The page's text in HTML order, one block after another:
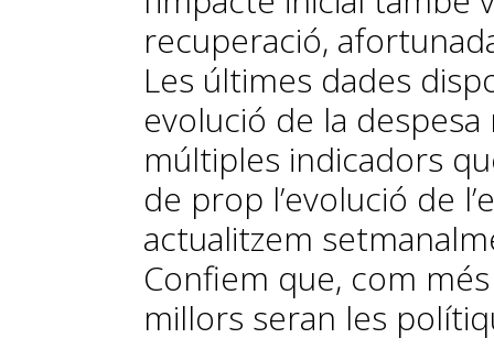
recuperació,
Les últimes dades
evolució de la
múltiples indicadors
de prop l’evolució de
actualitzem
Confiem que, com
millors seran les